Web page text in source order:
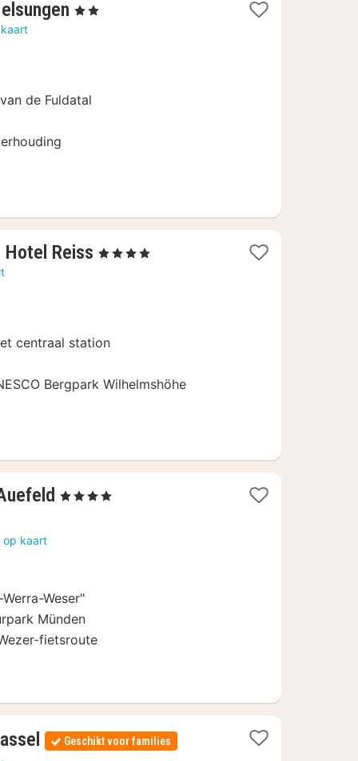
1
, 2 Sterren
de Fuldatal
Hotel Reiss 1
, 4 Sterren
centraal station
Bergpark Wilhelmshöhe
2
, 4 Sterren
op kaart
Weser"
Münden
fietsroute
1
nacht
Geschikt voor families